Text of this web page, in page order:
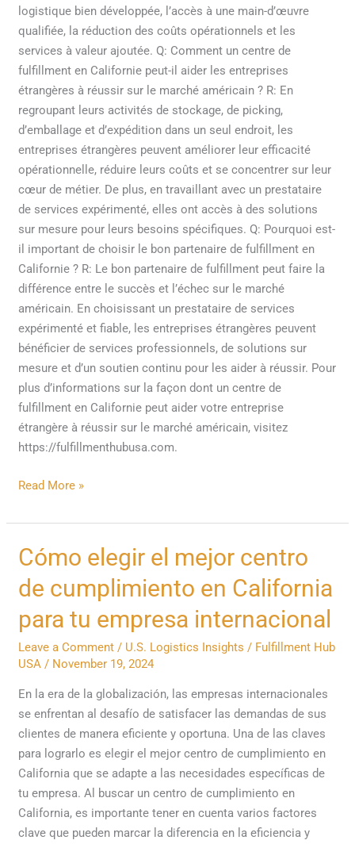
logistique bien développée, l’accès à une main-d’œuvre
qualifiée, la réduction des coûts opérationnels et les
services à valeur ajoutée. Q: Comment un centre de
fulfillment en Californie peut-il aider les entreprises
étrangères à réussir sur le marché américain ? R: En
regroupant leurs activités de stockage, de picking,
d’emballage et d’expédition dans un seul endroit, les
entreprises étrangères peuvent améliorer leur efficacité
opérationnelle, réduire leurs coûts et se concentrer sur leur
cœur de métier. De plus, en travaillant avec un prestataire
de services expérimenté, elles ont accès à des solutions
sur mesure pour leurs besoins spécifiques. Q: Pourquoi est-
il important de choisir le bon partenaire de fulfillment en
Californie ? R: Le bon partenaire de fulfillment peut faire la
différence entre le succès et l’échec sur le marché
américain. En choisissant un prestataire de services
expérimenté et fiable, les entreprises étrangères peuvent
bénéficier de services professionnels, de solutions sur
mesure et d’un soutien continu pour les aider à réussir. Pour
plus d’informations sur la façon dont un centre de
fulfillment en Californie peut aider votre entreprise
étrangère à réussir sur le marché américain, visitez
https://fulfillmenthubusa.com.
Read More »
Cómo elegir el mejor centro
de cumplimiento en California
para tu empresa internacional
Leave a Comment / U.S. Logistics Insights / Fulfillment Hub
USA / November 19, 2024
En la era de la globalización, las empresas internacionales
se enfrentan al desafío de satisfacer las demandas de sus
clientes de manera eficiente y oportuna. Una de las claves
para lograrlo es elegir el mejor centro de cumplimiento en
California que se adapte a las necesidades específicas de
tu empresa. Al buscar un centro de cumplimiento en
California, es importante tener en cuenta varios factores
clave que pueden marcar la diferencia en la eficiencia y
Cómo
elegir
el
centro
de
cumplimiento
en
California
para
tu
empresa
internacional